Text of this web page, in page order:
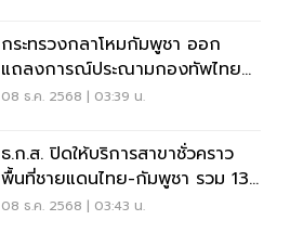
กระทรวงกลาโหมกัมพูชา ออก
แถลงการณ์ประณามกองทัพไทย
เปิดฉากโจมตีชายแดน
08 ธ.ค. 2568 | 03:39 น.
ธ.ก.ส. ปิดให้บริการสาขาชั่วคราว
พื้นที่ชายแดนไทย-กัมพูชา รวม 13
สาขา
08 ธ.ค. 2568 | 03:43 น.